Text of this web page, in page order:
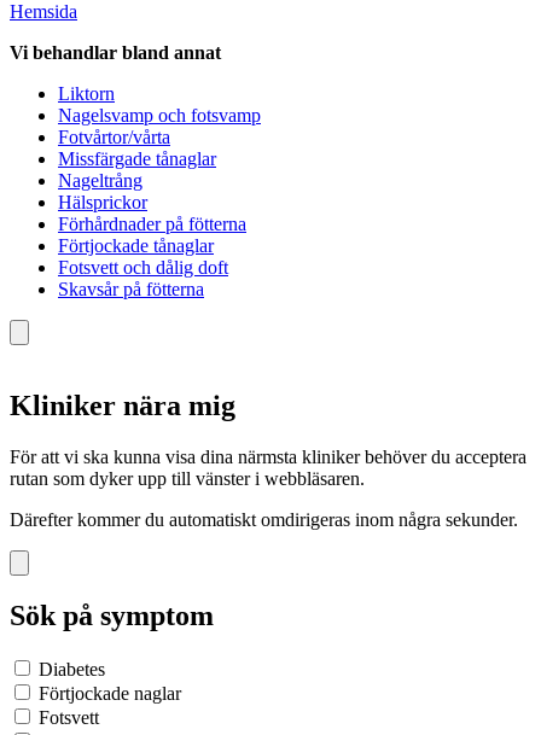
Hemsida
Vi behandlar bland annat
Liktorn
Nagelsvamp och fotsvamp
Fotvårtor/vårta
Missfärgade tånaglar
Nageltrång
Hälsprickor
Förhårdnader på fötterna
Förtjockade tånaglar
Fotsvett och dålig doft
Skavsår på fötterna
Kliniker nära mig
För att vi ska kunna visa dina närmsta kliniker behöver du acceptera
rutan som dyker upp till vänster i webbläsaren.
Därefter kommer du automatiskt omdirigeras inom några sekunder.
Sök på symptom
Diabetes
Förtjockade naglar
Fotsvett